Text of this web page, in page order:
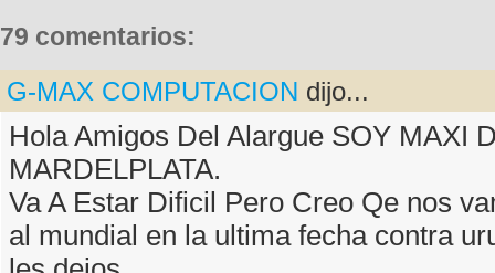
79 comentarios:
G-MAX COMPUTACION dijo...
Hola Amigos Del Alargue SOY MAXI
MARDELPLATA.
Va A Estar Dificil Pero Creo Qe nos
al mundial en la ultima fecha contra